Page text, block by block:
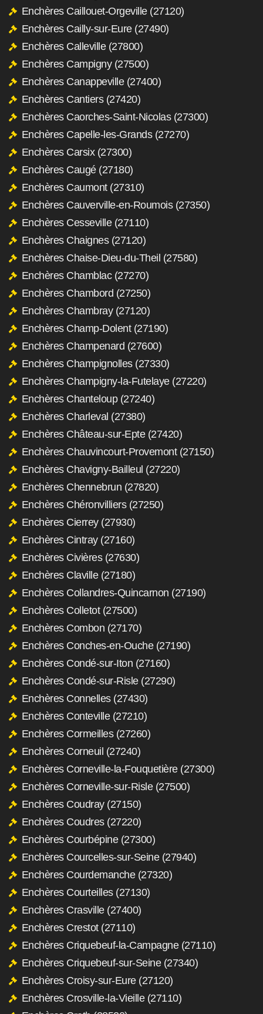
Enchères Caillouet-Orgeville (27120)
Enchères Cailly-sur-Eure (27490)
Enchères Calleville (27800)
Enchères Campigny (27500)
Enchères Canappeville (27400)
Enchères Cantiers (27420)
Enchères Caorches-Saint-Nicolas (27300)
Enchères Capelle-les-Grands (27270)
Enchères Carsix (27300)
Enchères Caugé (27180)
Enchères Caumont (27310)
Enchères Cauverville-en-Roumois (27350)
Enchères Cesseville (27110)
Enchères Chaignes (27120)
Enchères Chaise-Dieu-du-Theil (27580)
Enchères Chamblac (27270)
Enchères Chambord (27250)
Enchères Chambray (27120)
Enchères Champ-Dolent (27190)
Enchères Champenard (27600)
Enchères Champignolles (27330)
Enchères Champigny-la-Futelaye (27220)
Enchères Chanteloup (27240)
Enchères Charleval (27380)
Enchères Château-sur-Epte (27420)
Enchères Chauvincourt-Provemont (27150)
Enchères Chavigny-Bailleul (27220)
Enchères Chennebrun (27820)
Enchères Chéronvilliers (27250)
Enchères Cierrey (27930)
Enchères Cintray (27160)
Enchères Civières (27630)
Enchères Claville (27180)
Enchères Collandres-Quincarnon (27190)
Enchères Colletot (27500)
Enchères Combon (27170)
Enchères Conches-en-Ouche (27190)
Enchères Condé-sur-Iton (27160)
Enchères Condé-sur-Risle (27290)
Enchères Connelles (27430)
Enchères Conteville (27210)
Enchères Cormeilles (27260)
Enchères Corneuil (27240)
Enchères Corneville-la-Fouquetière (27300)
Enchères Corneville-sur-Risle (27500)
Enchères Coudray (27150)
Enchères Coudres (27220)
Enchères Courbépine (27300)
Enchères Courcelles-sur-Seine (27940)
Enchères Courdemanche (27320)
Enchères Courteilles (27130)
Enchères Crasville (27400)
Enchères Crestot (27110)
Enchères Criquebeuf-la-Campagne (27110)
Enchères Criquebeuf-sur-Seine (27340)
Enchères Croisy-sur-Eure (27120)
Enchères Crosville-la-Vieille (27110)